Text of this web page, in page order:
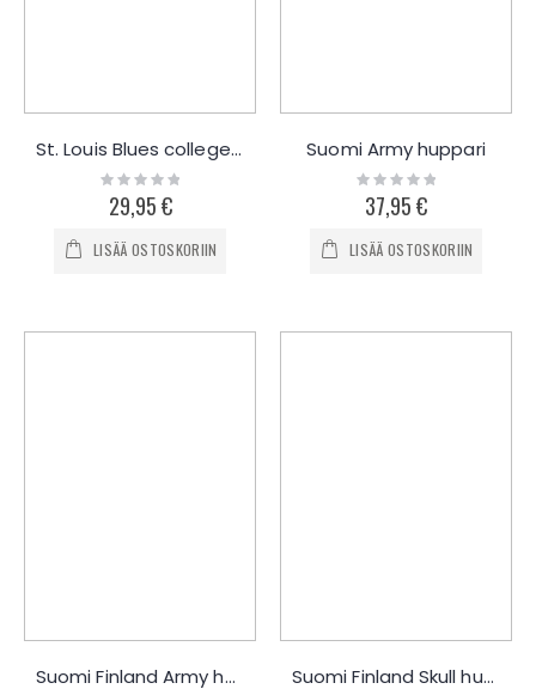
St. Louis Blues collegepaita
Rating:
0%
29,95 €
LISÄÄ OSTOSKORIIN
Suomi Army huppari
Rating:
0%
37,95 €
LISÄÄ OSTOSKORIIN
Suomi Finland Army huppari Suomi Finland Skull huppari